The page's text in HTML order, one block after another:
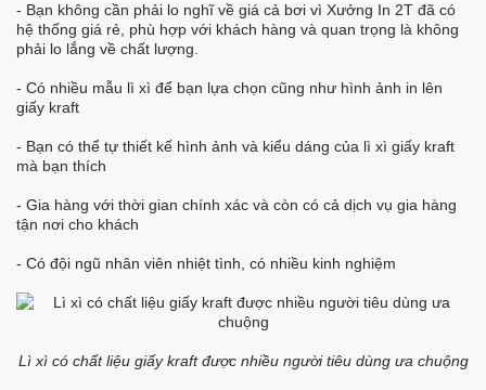
- Bạn không cần phải lo nghĩ về giá cả bơi vì Xưởng In 2T đã có
hệ thống giá rẻ, phù hợp với khách hàng và quan trọng là không
phải lo lắng về chất lượng.
- Có nhiều mẫu lì xì để bạn lựa chọn cũng như hình ảnh in lên
giấy kraft
- Bạn có thể tự thiết kế hình ảnh và kiểu dáng của lì xì giấy kraft
mà bạn thích
- Gia hàng với thời gian chính xác và còn có cả dịch vụ gia hàng
tận nơi cho khách
- Có đội ngũ nhân viên nhiệt tình, có nhiều kinh nghiệm
Lì xì có chất liệu giấy kraft được nhiều người tiêu dùng ưa chuộng